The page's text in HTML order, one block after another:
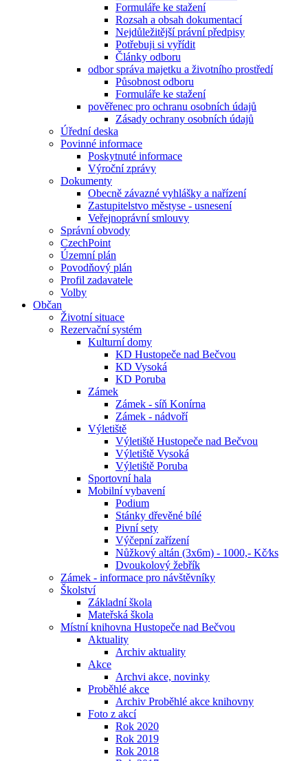
Formuláře ke stažení
Rozsah a obsah dokumentací
Nejdůležitější právní předpisy
Potřebuji si vyřídit
Články odboru
odbor správa majetku a životního prostředí
Působnost odboru
Formuláře ke stažení
pověřenec pro ochranu osobních údajů
Zásady ochrany osobních údajů
Úřední deska
Povinné informace
Poskytnuté informace
Výroční zprávy
Dokumenty
Obecně závazné vyhlášky a nařízení
Zastupitelstvo městyse - usnesení
Veřejnoprávní smlouvy
Správní obvody
CzechPoint
Územní plán
Povodňový plán
Profil zadavatele
Volby
Občan
Životní situace
Rezervační systém
Kulturní domy
KD Hustopeče nad Bečvou
KD Vysoká
KD Poruba
Zámek
Zámek - síň Konírna
Zámek - nádvoří
Výletiště
Výletiště Hustopeče nad Bečvou
Výletiště Vysoká
Výletiště Poruba
Sportovní hala
Mobilní vybavení
Podium
Stánky dřevěné bílé
Pivní sety
Výčepní zařízení
Nůžkový altán (3x6m) - 1000,- Kč⁄ks
Dvoukolový žebřík
Zámek - informace pro návštěvníky
Školství
Základní škola
Mateřská škola
Místní knihovna Hustopeče nad Bečvou
Aktuality
Archiv aktuality
Akce
Archvi akce, novinky
Proběhlé akce
Archiv Proběhlé akce knihovny
Foto z akcí
Rok 2020
Rok 2019
Rok 2018